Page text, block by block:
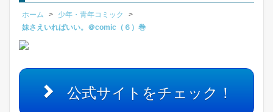
ホーム > 少年・青年コミック
>
妹さえいればいい。＠comic（６）巻
公式サイトをチェック！